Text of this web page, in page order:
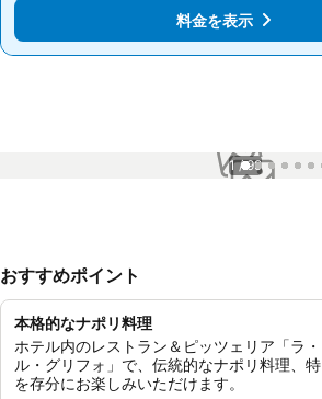
料金を表示
料金を表示
1 / 99
おすすめポイント
本格的なナポリ料理
ホテル内のレストラン＆ピッツェリア「ラ
ル・グリフォ」で、伝統的なナポリ料理、
を存分にお楽しみいただけます。